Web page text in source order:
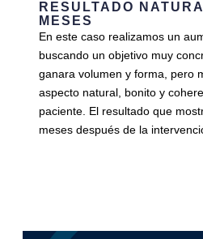
RESULTADO
MESES
En este caso realizamos un
buscando un objetivo muy
ganara volumen y forma, pero
aspecto natural, bonito y
paciente. El resultado que
meses después de la